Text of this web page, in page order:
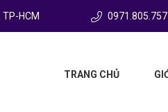
TP-HCM
TRANG CHỦ